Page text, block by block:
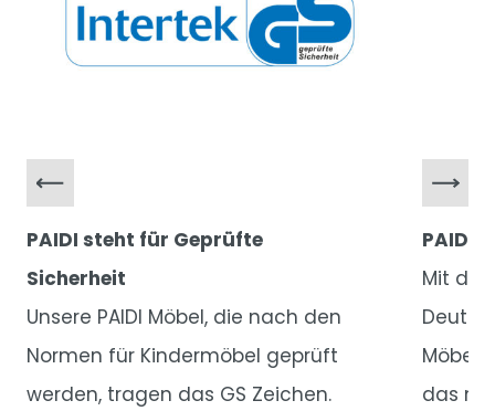
PAIDI steht für Geprüfte
Sicherheit
Unsere PAIDI Möbel, die nach den
Normen für Kindermöbel geprüft
werden, tragen das GS Zeichen.
PAIDI
Mit
Möbel
das